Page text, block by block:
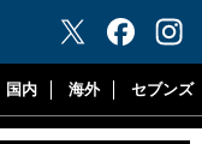
"ラグビーリパブリック"
国内 海外 セブンズ